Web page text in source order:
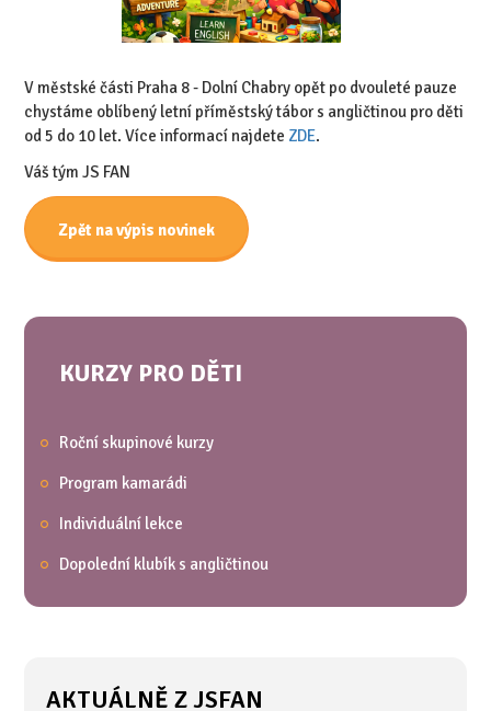
V městské části Praha 8 - Dolní Chabry opět po dvouleté pauze
chystáme oblíbený letní příměstský tábor s angličtinou pro děti
od 5 do 10 let. Více informací najdete ZDE.
Váš tým JS FAN
Zpět na výpis novinek
KURZY PRO DĚTI
Roční skupinové kurzy
Program kamarádi
Individuální lekce
Dopolední klubík s angličtinou
AKTUÁLNĚ Z JSFAN